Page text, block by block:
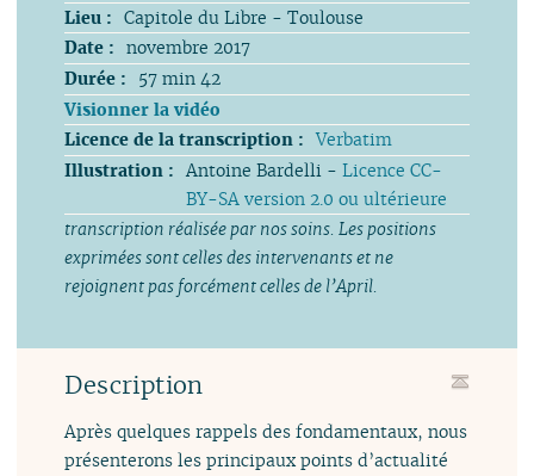
Lieu : Capitole du Libre - Toulouse
Date : novembre 2017
Durée :
57 min 42
Visionner la vidéo
Licence de la transcription : Verbatim
Illustration : Antoine Bardelli -Licence CC-
BY-SA version 2.0 ou ultérieure
transcription réalisée par nos soins. Les positions
exprimées sont celles des intervenants et ne
rejoignent pas forcément celles de l’April.
Description
Après quelques rappels des fondamentaux, nous
présenterons les principaux points d’actualité